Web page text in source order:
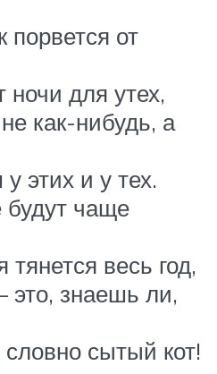
порвется от
ночи для утех,
как-нибудь, а
этих и у тех.
чаще
весь год,
это, знаешь ли,
сытый кот!